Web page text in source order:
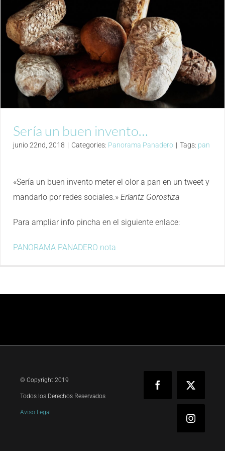
Sería un buen invento…
junio 22nd, 2018 | Categories: Panorama Panadero | Tags: pan
«Sería un buen invento meter el olor a pan en un tweet y
mandarlo por redes sociales.» Erlantz Gorostiza
Para ampliar info pincha en el siguiente enlace:
PANORAMA PANADERO nota
© Copyright 2019
Todos los Derechos Reservados
Aviso Legal
FacebookX